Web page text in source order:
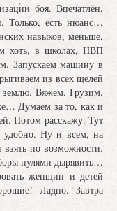
боя. Впечатлён.
Только, есть нюанс…
навыков, меньше,
хоть, в школах, НВП
Запускаем машину в
из всех щелей
Вяжем. Грузим.
Думаем за то, как и
Потом расскажу. Тут
удобно. Ну и всем, на
по возможности.
пулями дырявить…
женщин и детей
Ладно. Завтра